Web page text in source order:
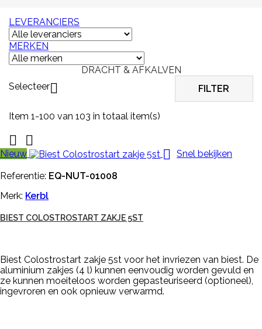
LEVERANCIERS
MERKEN
DRACHT & AFKALVEN
Selecteer FILTER
Item 1-100 van 103 in totaal item(s)
 
Nieuw  Snel bekijken
Referentie: EQ-NUT-01008
Merk: Kerbl
BIEST COLOSTROSTART ZAKJE 5ST
Biest Colostrostart zakje 5st voor het invriezen van biest. De
aluminium zakjes (4 l) kunnen eenvoudig worden gevuld en
ze kunnen moeiteloos worden gepasteuriseerd (optioneel),
ingevroren en ook opnieuw verwarmd.